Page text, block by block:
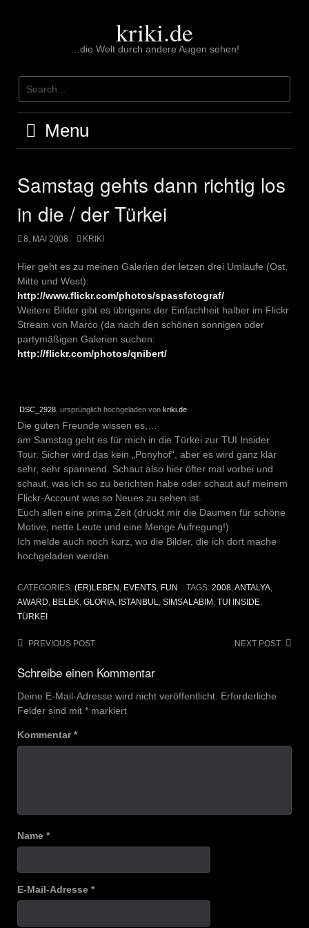
kriki.de
…die Welt durch andere Augen sehen!
Menu
Samstag gehts dann richtig los
in die / der Türkei
8. MAI 2008 KRIKI
Hier geht es zu meinen Galerien der letzen drei Umläufe (Ost,
Mitte und West):
http://www.flickr.com/photos/spassfotograf/
Weitere Bilder gibt es übrigens der Einfachheit halber im Flickr
Stream von Marco (da nach den schönen sonnigen oder
partymäßigen Galerien suchen:
http://flickr.com/photos/qnibert/
DSC_2928 , ursprünglich hochgeladen von kriki.de
Die guten Freunde wissen es,…
am Samstag geht es für mich in die Türkei zur TUI Insider
Tour. Sicher wird das kein „Ponyhof“, aber es wird ganz klar
sehr, sehr spannend. Schaut also hier öfter mal vorbei und
schaut, was ich so zu berichten habe oder schaut auf meinem
Flickr-Account was so Neues zu sehen ist.
Euch allen eine prima Zeit (drückt mir die Daumen für schöne
Motive, nette Leute und eine Menge Aufregung!)
Ich melde auch noch kurz, wo die Bilder, die ich dort mache
hochgeladen werden.
CATEGORIES: (ER)LEBEN , EVENTS, FUN TAGS: 2008,ANTALYA,
AWARD, BELEK, GLORIA, ISTANBUL, SIMSALABIM , TUI INSIDE,
TÜRKEI
Post
navigation
PREVIOUS POST NEXT POST
Schreibe einen Kommentar
Deine E-Mail-Adresse wird nicht veröffentlicht. Erforderliche
Felder sind mit * markiert
Kommentar*
Name *
E-Mail-Adresse *